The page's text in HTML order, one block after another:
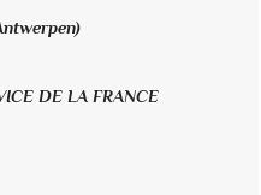
DE LA FRANCE